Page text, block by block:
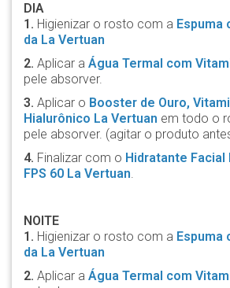
DIA
1. Higienizar o rosto com a Espuma
da La Vertuan
2. Aplicar a Água Termal com
pele absorver.
3. Aplicar o Booster de Ouro,
Hialurônico La Vertuan em todo o
pele absorver. (agitar o produto
4. Finalizar com o Hidratante
FPS 60 La Vertuan.
NOITE
1. Higienizar o rosto com a Espuma
da La Vertuan
2. Aplicar a Água Termal com